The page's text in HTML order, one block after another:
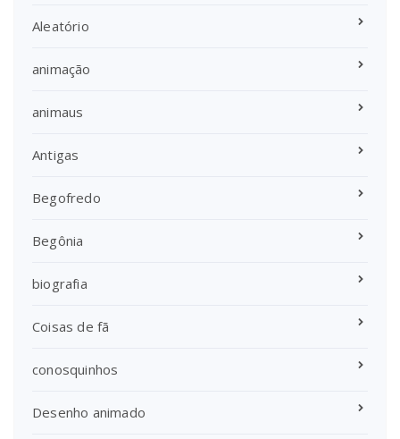
Aleatório
animação
animaus
Antigas
Begofredo
Begônia
biografia
Coisas de fã
conosquinhos
Desenho animado